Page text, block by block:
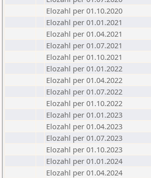
Elozahl per 01.10.2020
Elozahl per 01.01.2021
Elozahl per 01.04.2021
Elozahl per 01.07.2021
Elozahl per 01.10.2021
Elozahl per 01.01.2022
Elozahl per 01.04.2022
Elozahl per 01.07.2022
Elozahl per 01.10.2022
Elozahl per 01.01.2023
Elozahl per 01.04.2023
Elozahl per 01.07.2023
Elozahl per 01.10.2023
Elozahl per 01.01.2024
Elozahl per 01.04.2024